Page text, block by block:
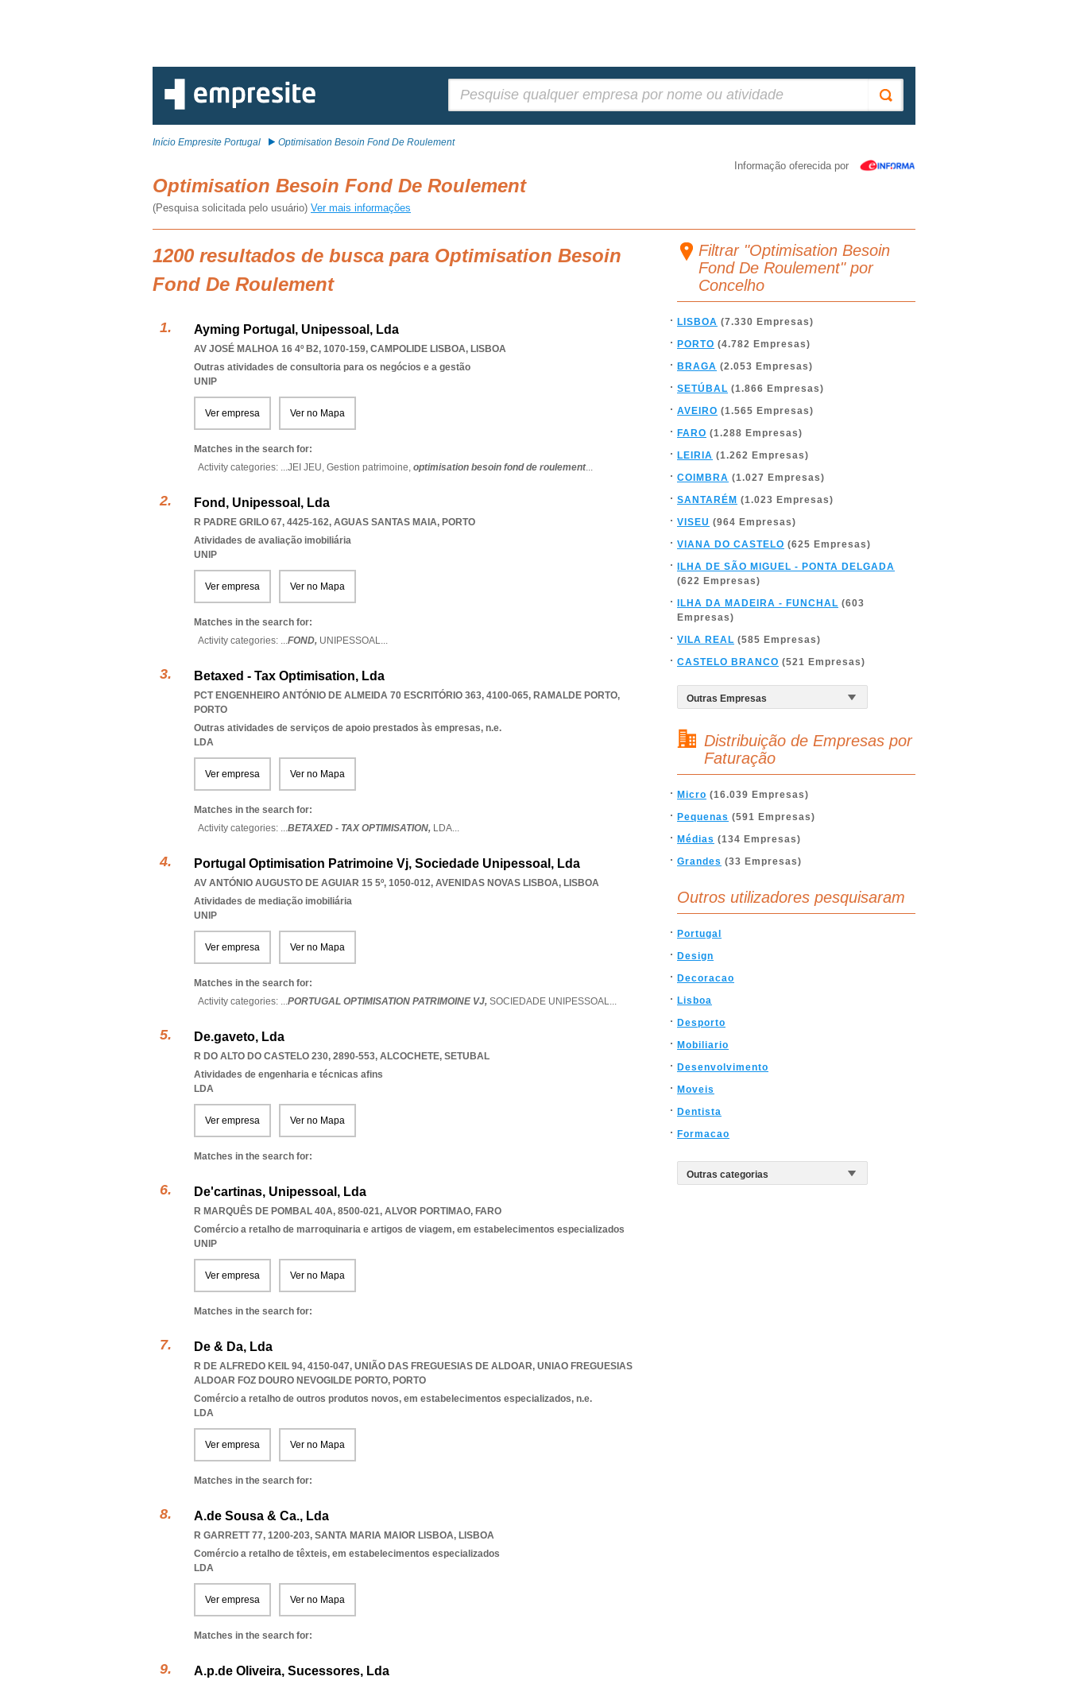
Início Empresite Portugal Optimisation Besoin Fond De Roulement
Informação oferecida por
Optimisation Besoin Fond De Roulement
(Pesquisa solicitada pelo usuário) Ver mais informações
1200 resultados de busca para Optimisation Besoin
Fond De Roulement
Ayming Portugal, Unipessoal, Lda
AV JOSÉ MALHOA 16 4º B2, 1070-159, CAMPOLIDE LISBOA, LISBOA
Outras atividades de consultoria para os negócios e a gestão
UNIP
Ver empresa Ver no Mapa
Matches in the search for:
Activity categories: ...JEI JEU, Gestion patrimoine, optimisation besoin fond de roulement...
Fond, Unipessoal, Lda
R PADRE GRILO 67, 4425-162, AGUAS SANTAS MAIA, PORTO
Atividades de avaliação imobiliária
UNIP
Ver empresa Ver no Mapa
Matches in the search for:
Activity categories: ...FOND, UNIPESSOAL...
Betaxed - Tax Optimisation, Lda
PCT ENGENHEIRO ANTÓNIO DE ALMEIDA 70 ESCRITÓRIO 363, 4100-065, RAMALDE PORTO,
PORTO
Outras atividades de serviços de apoio prestados às empresas, n.e.
LDA
Ver empresa Ver no Mapa
Matches in the search for:
Activity categories: ...BETAXED - TAX OPTIMISATION, LDA...
Portugal Optimisation Patrimoine Vj, Sociedade Unipessoal, Lda
AV ANTÓNIO AUGUSTO DE AGUIAR 15 5º, 1050-012, AVENIDAS NOVAS LISBOA, LISBOA
Atividades de mediação imobiliária
UNIP
Ver empresa Ver no Mapa
Matches in the search for:
Activity categories: ...PORTUGAL OPTIMISATION PATRIMOINE VJ, SOCIEDADE UNIPESSOAL...
De.gaveto, Lda
R DO ALTO DO CASTELO 230, 2890-553, ALCOCHETE, SETUBAL
Atividades de engenharia e técnicas afins
LDA
Ver empresa Ver no Mapa
Matches in the search for:
De'cartinas, Unipessoal, Lda
R MARQUÊS DE POMBAL 40A, 8500-021, ALVOR PORTIMAO, FARO
Comércio a retalho de marroquinaria e artigos de viagem, em estabelecimentos especializados
UNIP
Ver empresa Ver no Mapa
Matches in the search for:
De & Da, Lda
R DE ALFREDO KEIL 94, 4150-047, UNIÃO DAS FREGUESIAS DE ALDOAR, UNIAO FREGUESIAS
ALDOAR FOZ DOURO NEVOGILDE PORTO, PORTO
Comércio a retalho de outros produtos novos, em estabelecimentos especializados, n.e.
LDA
Ver empresa Ver no Mapa
Matches in the search for:
A.de Sousa & Ca., Lda
R GARRETT 77, 1200-203, SANTA MARIA MAIOR LISBOA, LISBOA
Comércio a retalho de têxteis, em estabelecimentos especializados
LDA
Ver empresa Ver no Mapa
Matches in the search for:
A.p.de Oliveira, Sucessores, Lda
Filtrar "Optimisation Besoin
Fond De Roulement" por
Concelho
LISBOA (7.330 Empresas)
PORTO (4.782 Empresas)
BRAGA (2.053 Empresas)
SETÚBAL (1.866 Empresas)
AVEIRO (1.565 Empresas)
FARO (1.288 Empresas)
LEIRIA (1.262 Empresas)
COIMBRA (1.027 Empresas)
SANTARÉM (1.023 Empresas)
VISEU (964 Empresas)
VIANA DO CASTELO (625 Empresas)
ILHA DE SÃO MIGUEL - PONTA DELGADA
(622 Empresas)
ILHA DA MADEIRA - FUNCHAL (603
Empresas)
VILA REAL (585 Empresas)
CASTELO BRANCO (521 Empresas)
Distribuição de Empresas por
Faturação
Micro (16.039 Empresas)
Pequenas (591 Empresas)
Médias (134 Empresas)
Grandes (33 Empresas)
Outros utilizadores pesquisaram
Portugal
Design
Decoracao
Lisboa
Desporto
Mobiliario
Desenvolvimento
Moveis
Dentista
Formacao